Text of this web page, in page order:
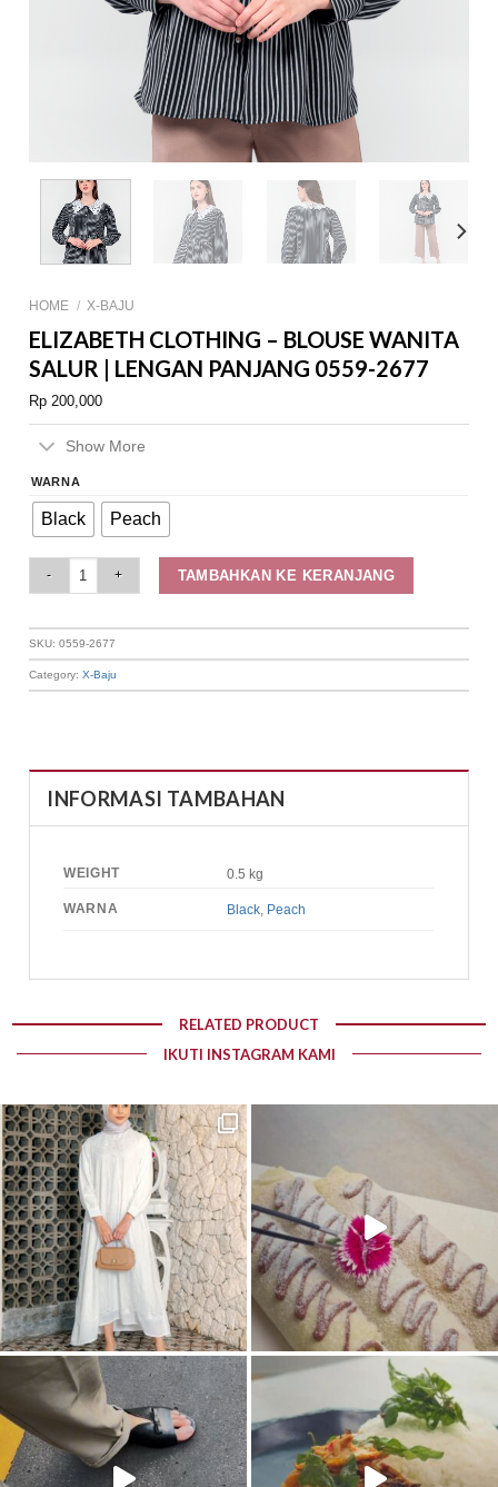
HOME / X-BAJU
ELIZABETH CLOTHING – BLOUSE WANITA
SALUR | LENGAN PANJANG 0559-2677
Rp 200,000
Show More
WARNA
Black Peach
TAMBAHKAN KE KERANJANG
SKU:0559-2677
Category:X-Baju
INFORMASI TAMBAHAN
WEIGHT 0.5 kg
WARNA Black Peach
RELATED PRODUCT
IKUTI INSTAGRAM KAMI